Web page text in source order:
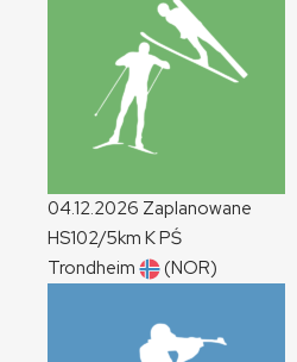
04.12.2026 Zaplanowane
HS102/5km KPŚ
Trondheim
(NOR)